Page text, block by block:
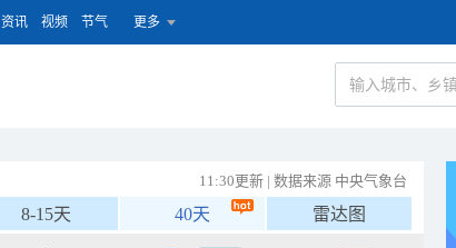
资讯 视频 节气 更多
11:30更新 | 数据来源 中央气象台
8-15天 40天 雷达图